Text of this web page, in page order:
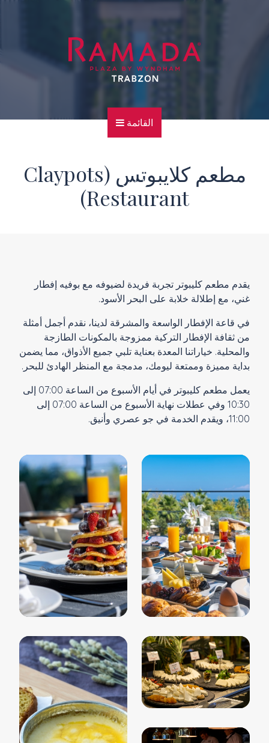
للهاتف
مطعم كلايبوتس (Claypots
Restaurant)
يقدم مطعم كليبوتر تجربة فريدة لضيوفه مع بوفيه إفطار
غني، مع إطلالة خلابة على البحر الأسود.
في قاعة الإفطار الواسعة والمشرقة لدينا، نقدم أجمل أمثلة
من ثقافة الإفطار التركية ممزوجة بالمكونات الطازجة
والمحلية. خياراتنا المعدة بعناية تلبي جميع الأذواق، مما يضمن
بداية مميزة وممتعة ليومك، مدمجة مع المنظر الهادئ للبحر.
يعمل مطعم كليبوتر في أيام الأسبوع من الساعة 07:00 إلى
10:30 وفي عطلات نهاية الأسبوع من الساعة 07:00 إلى
11:00، ويقدم الخدمة في جو عصري وأنيق.